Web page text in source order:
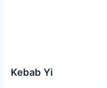
Kebab Yi